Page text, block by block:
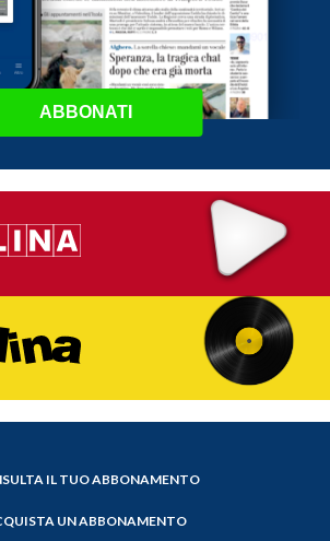
ABBONATI
IL TUO ABBONAMENTO
UN ABBONAMENTO